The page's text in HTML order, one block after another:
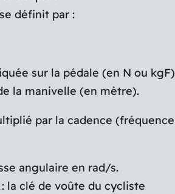
définit par :
sur la pédale (en N ou
la manivelle (en mètre).
par la cadence
angulaire en rad/s.
la clé de voûte du cycliste